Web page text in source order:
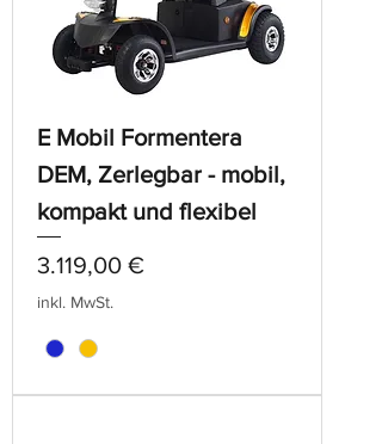
E Mobil Formentera
DEM, Zerlegbar - mobil,
kompakt und flexibel
Preis
3.119,00 €
inkl. MwSt.